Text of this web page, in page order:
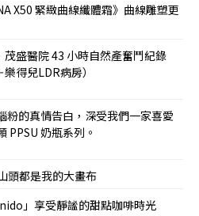
X50 緊緻曲線纖體霜》曲線雕塑更
茂盛醫院 43 小時自然產奮鬥紀錄
樂得兒LDR病房）
粉的真情告白，深受我們一家喜愛
PPSU 奶瓶系列。
頭都是我的大畫布
」享受靜謐的甜點咖啡時光